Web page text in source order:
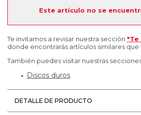
Este artículo no se
Te invitamos a revisar nuestra sección "Te
donde encontrarás artículos similares
También puedes visitar nuestras
Discos duros
DETALLE DE PRODUCTO